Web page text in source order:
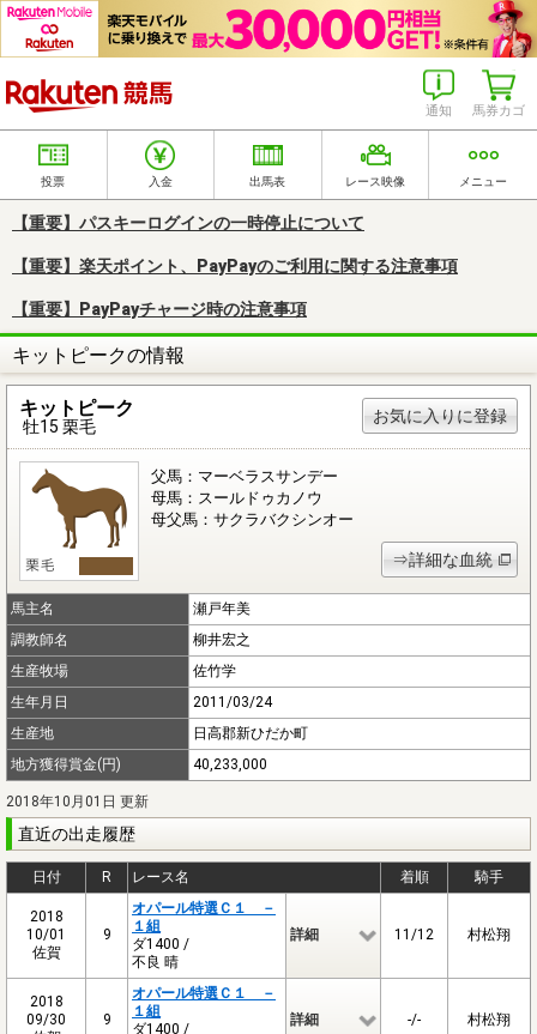
馬券カゴ
通知
投票 入金 出馬表 レース映像 メニュー
【重要】パスキーログインの一時停止について
【重要】楽天ポイント、PayPayのご利用に関する注意事項
【重要】PayPayチャージ時の注意事項
キットピークの情報
キットピーク
牡15 栗毛
お気に入りに登録
父馬：マーベラスサンデー
母馬：スールドゥカノウ
母父馬：サクラバクシンオー
⇒詳細な血統
馬主名
瀬戸年美
調教師名
柳井宏之
生産牧場
佐竹学
生年月日
2011/03/24
生産地
日高郡新ひだか町
地方獲得賞金(円)
40,233,000
2018年10月01日 更新
直近の出走履歴
日付 R レース名 着順 騎手
2018
10/01
佐賀
9
オパール特選Ｃ１ －
１組
ダ1400 /
不良 晴
詳細 11/12 村松翔
2018
09/30
9
オパール特選Ｃ１ －
１組
ダ1400 /
詳細 -/- 村松翔